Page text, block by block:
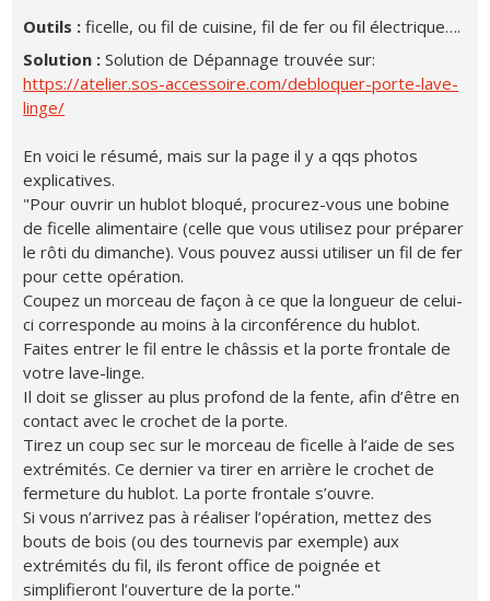
Outils :ficelle, ou fil de cuisine, fil de fer ou fil électrique….
Solution :Solution de Dépannage trouvée sur:
https://atelier.sos-accessoire.com/debloquer-porte-lave-
linge/
En voici le résumé, mais sur la page il y a qqs photos
explicatives.
"Pour ouvrir un hublot bloqué, procurez-vous une bobine
de ficelle alimentaire (celle que vous utilisez pour préparer
le rôti du dimanche). Vous pouvez aussi utiliser un fil de fer
pour cette opération.
Coupez un morceau de façon à ce que la longueur de celui-
ci corresponde au moins à la circonférence du hublot.
Faites entrer le fil entre le châssis et la porte frontale de
votre lave-linge.
Il doit se glisser au plus profond de la fente, afin d’être en
contact avec le crochet de la porte.
Tirez un coup sec sur le morceau de ficelle à l’aide de ses
extrémités. Ce dernier va tirer en arrière le crochet de
fermeture du hublot. La porte frontale s’ouvre.
Si vous n’arrivez pas à réaliser l’opération, mettez des
bouts de bois (ou des tournevis par exemple) aux
extrémités du fil, ils feront office de poignée et
simplifieront l’ouverture de la porte."